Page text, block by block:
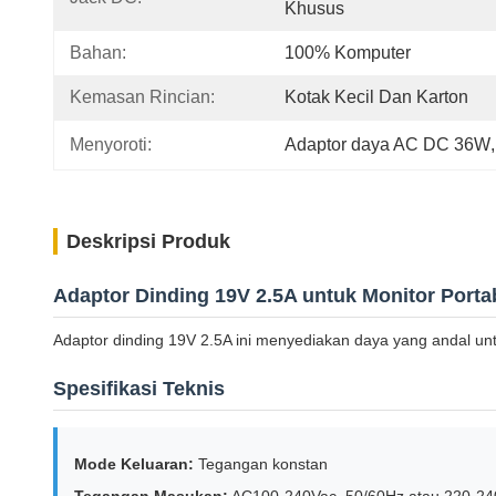
Khusus
Bahan: 100% Komputer
Kemasan Rincian: Kotak Kecil Dan Karton
Menyoroti: Adaptor daya AC DC 36W
Deskripsi Produk
Adaptor Dinding 19V 2.5A untuk Monitor
Adaptor dinding 19V 2.5A ini menyediakan daya yang andal
Spesifikasi Teknis
Mode Keluaran: Tegangan konstan